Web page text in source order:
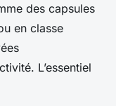
des capsules
en classe
L’essentiel